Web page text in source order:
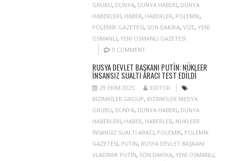
GRUBU, DÜNYA, DÜNYA HABERI, DÜNYA
HABERLERI, HABER, HABERLER, POLEMIK,
POLEMIK GAZETESI, SON DAKIKA, VIZE, YENI
OSMANLI, YENI OSMANLI GAZETESI
0 COMMENT
RUSYA DEVLET BAŞKANI PUTIN: NÜKLEER
INSANSIZ SUALTI ARACI TEST EDILDI
29 EKIM 2025
EDITOR
BIZIMKILER GROUP, BIZIMKILER MEDYA
GRUBU, DÜNYA, DÜNYA HABERI, DÜNYA
HABERLERI, HABER, HABERLER, NÜKLEER
INSANSIZ SUALTI ARACI, POLEMIK, POLEMIK
GAZETESI, PUTIN, RUSYA DEVLET BAŞKANI
VLADIMIR PUTIN, SON DAKIKA, YENI OSMANLI,